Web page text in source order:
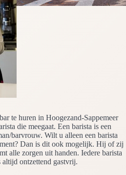
te huren in Hoogezand-Sappemeer
die meegaat. Een barista is een
barvrouw. Wilt u alleen een barista
Dan is dit ook mogelijk. Hij of zij
alle zorgen uit handen. Iedere barista
ontzettend gastvrij.